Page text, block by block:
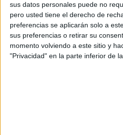
sus datos personales puede no
pero usted tiene el derecho de
preferencias se aplicarán solo a
sus preferencias o retirar su
momento volviendo a este sitio y
"Privacidad" en la parte inferior de
Mejorar las habilidades
Fomentar la creatividad
el aula.